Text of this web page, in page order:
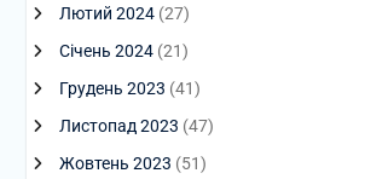
Лютий 2024(27)
Січень 2024(21)
Грудень 2023 (41)
Листопад 2023 (47)
Жовтень 2023 (51)